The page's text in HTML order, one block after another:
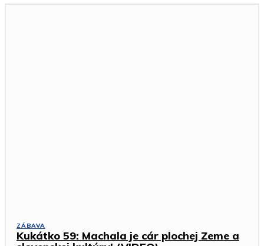
ZÁBAVA
Kukátko 59: Machala je cár plochej Zeme a